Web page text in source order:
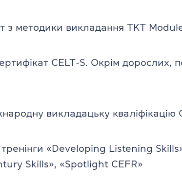
з методики викладання TKT
CELT-S. Окрім дорослих,
викладацьку кваліфікацію
тренінги «Developing Listening
Skills», «Spotlight CEFR»